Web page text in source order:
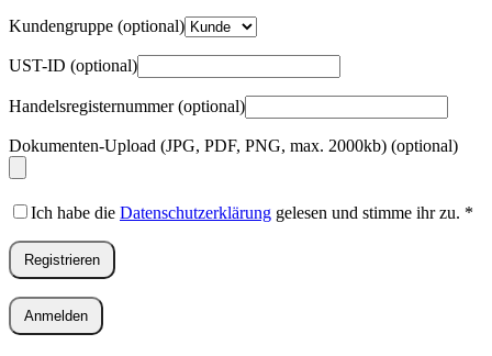
Kundengruppe (optional)
UST-ID (optional)
Handelsregisternummer(optional)
Dokumenten-Upload (JPG, PDF, PNG, max. 2000kb) (optional)
Ich habe die Datenschutzerklärung gelesen und stimme ihr zu. *
Registrieren
Anmelden